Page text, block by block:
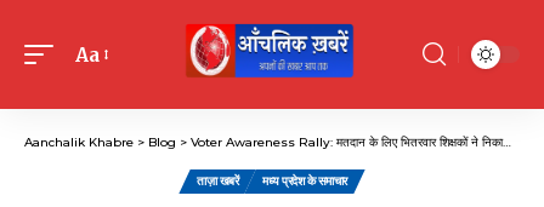
Font
Aa
Aanchalik Khabre > Blog > Voter Awareness Rally: मतदान के लिए भितरवार शिक्षकों ने निकाली जागरूकता रैली
ताज़ा खबरें मध्य प्रदेश के समाचार